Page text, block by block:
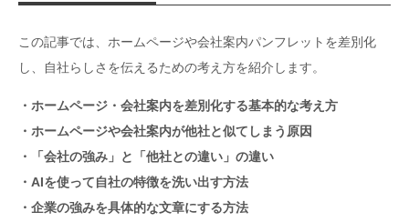
この記事では、ホームページや会社案内パンフレットを差別化
し、自社らしさを伝えるための考え方を紹介します。
・ホームページ・会社案内を差別化する基本的な考え方
・ホームページや会社案内が他社と似てしまう原因
・「会社の強み」と「他社との違い」の違い
・AIを使って自社の特徴を洗い出す方法
・企業の強みを具体的な文章にする方法